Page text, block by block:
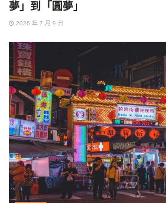
夢」到「圓夢」
2026 年 7 月 9 日